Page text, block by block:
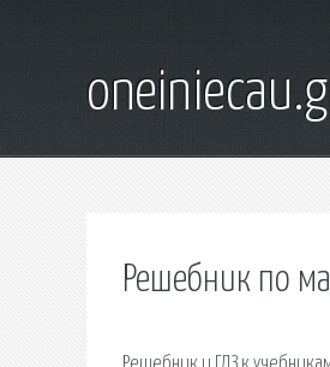
Решебник по